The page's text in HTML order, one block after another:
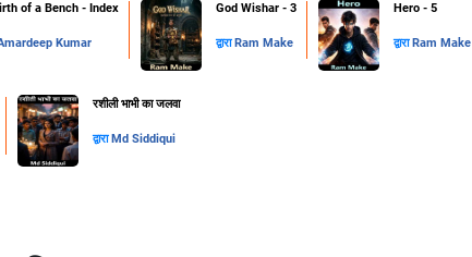
of a Bench - Index
Kumar
God Wishar - 3
द्वारा Ram Make
Hero - 5
द्वारा Ram Make
रशीली भाभी का जलवा
द्वारा Md Siddiqui